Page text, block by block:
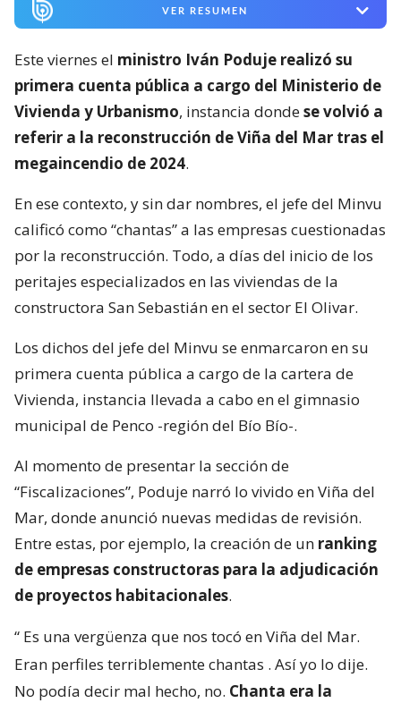
VER RESUMEN
Este viernes el ministro Iván Poduje realizó su
primera cuenta pública a cargo del Ministerio de
Vivienda y Urbanismo, instancia dondese volvió a
referir a la reconstrucción de Viña del Mar tras el
megaincendio de 2024.
En ese contexto, y sin dar nombres, el jefe del Minvu
calificó como “chantas” a las empresas cuestionadas
por la reconstrucción. Todo, a días del inicio de los
peritajes especializados en las viviendas de la
constructora San Sebastián en el sector El Olivar.
Los dichos del jefe del Minvu se enmarcaron en su
primera cuenta pública a cargo de la cartera de
Vivienda, instancia llevada a cabo en el gimnasio
municipal de Penco -región del Bío Bío-.
Al momento de presentar la sección de
“Fiscalizaciones”, Poduje narró lo vivido en Viña del
Mar, donde anunció nuevas medidas de revisión.
Entre estas, por ejemplo, la creación de un ranking
de empresas constructoras para la adjudicación
de proyectos habitacionales.
“ Es una vergüenza que nos tocó en Viña del Mar.
Eran perfiles terriblemente chantas . Así yo lo dije.
No podía decir mal hecho, no. Chanta era la